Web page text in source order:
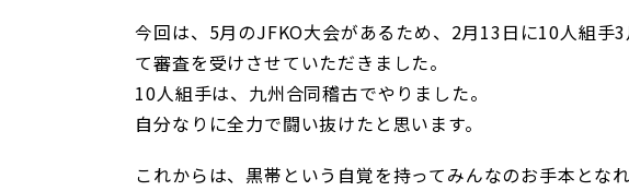
今回は、5月のJFKO大会があるため、2月13日に10人組手
て審査を受けさせていただきました。
10人組手は、九州合同稽古でやりました。
自分なりに全力で闘い抜けたと思います。
これからは、黒帯という自覚を持ってみんなのお手本とな